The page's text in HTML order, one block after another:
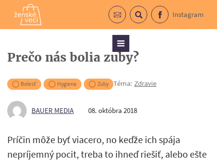
Prihlásiť sa do newslettra
Vyhľadávanie
Facebook
Instagram
Prečo nás bolia zuby?
Bolesť Hygiena Zuby Téma: Zdravie
BAUER MEDIA 08. októbra 2018
Príčin môže byť viacero, no keďže ich spája
nepríjemný pocit, treba to ihneď riešiť, alebo ešte